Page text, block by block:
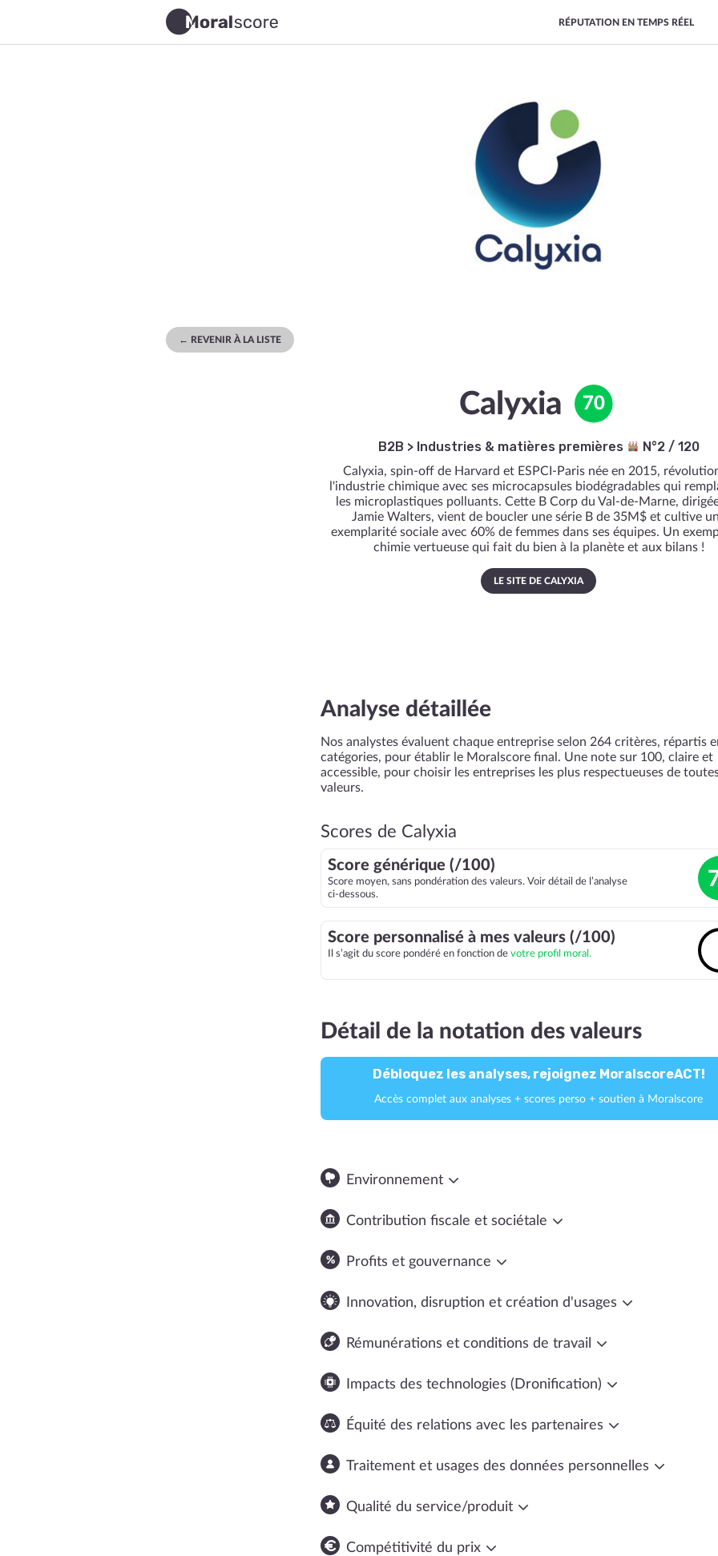
RÉPUTATION EN TEMPS RÉEL
← REVENIR À LA LISTE
Calyxia 70
B2B > Industries & matières premières N°2 / 120
Calyxia, spin-off de Harvard et ESPCI-Paris née en 2015,
l'industrie chimique avec ses microcapsules biodégradables qui
les microplastiques polluants. Cette B Corp du Val-de-Marne,
Jamie Walters, vient de boucler une série B de 35M$ et cultive
exemplarité sociale avec 60% de femmes dans ses équipes. Un
chimie vertueuse qui fait du bien à la planète et aux bilans !
LE SITE DE CALYXIA
Analyse détaillée
Nos analystes évaluent chaque entreprise selon 264 critères, répartis
catégories, pour établir le Moralscore final. Une note sur 100, claire et
accessible, pour choisir les entreprises les plus respectueuses de
valeurs.
Scores de Calyxia
Score générique (/100)
Score moyen, sans pondération des valeurs. Voir détail de l’analyse
ci-dessous.
Score personnalisé à mes valeurs (/100)
Il s’agit du score pondéré en fonction de votre profil moral.
Détail de la notation des valeurs
Débloquez les analyses, rejoignez MoralscoreACT!
Accès complet aux analyses + scores perso + soutien à Moralscore
Environnement
Contribution fiscale et sociétale
Profits et gouvernance
Innovation, disruption et création d'usages
Rémunérations et conditions de travail
Impacts des technologies (Dronification)
Équité des relations avec les partenaires
Traitement et usages des données personnelles
Qualité du service/produit
Compétitivité du prix